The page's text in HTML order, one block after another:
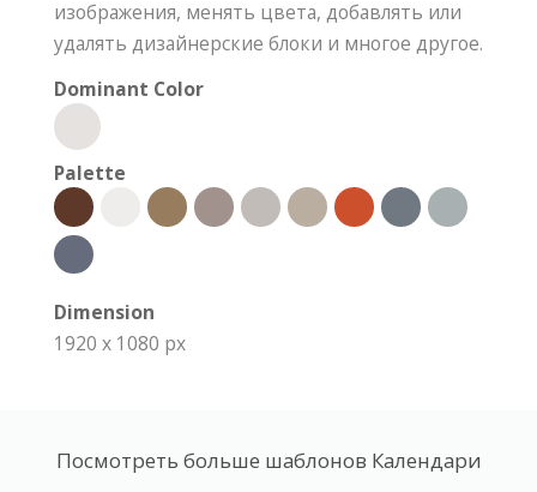
изображения, менять цвета, добавлять или
удалять дизайнерские блоки и многое другое.
Dominant Color
Palette
Dimension
1920 x 1080 px
Посмотреть больше шаблонов Календари